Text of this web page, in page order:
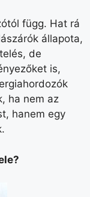
függ. Hat rá
állapota,
de
is,
ha nem az
hanem egy